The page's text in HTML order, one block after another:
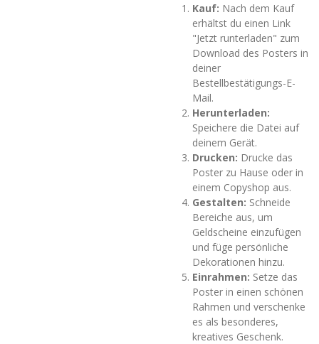
Kauf: Nach dem Kauf
erhältst du einen Link
"Jetzt runterladen" zum
Download des Posters in
deiner
Bestellbestätigungs-E-
Mail.
Herunterladen:
Speichere die Datei auf
deinem Gerät.
Drucken: Drucke das
Poster zu Hause oder in
einem Copyshop aus.
Gestalten: Schneide
Bereiche aus, um
Geldscheine einzufügen
und füge persönliche
Dekorationen hinzu.
Einrahmen: Setze das
Poster in einen schönen
Rahmen und verschenke
es als besonderes,
kreatives Geschenk.